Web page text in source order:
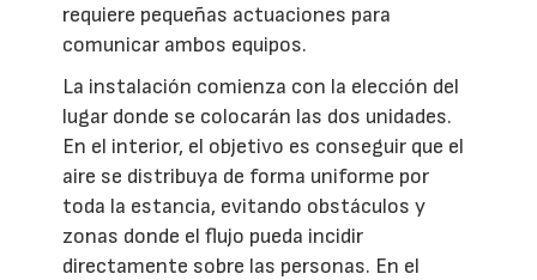
requiere pequeñas actuaciones para
comunicar ambos equipos.
La instalación comienza con la elección del
lugar donde se colocarán las dos unidades.
En el interior, el objetivo es conseguir que el
aire se distribuya de forma uniforme por
toda la estancia, evitando obstáculos y
zonas donde el flujo pueda incidir
directamente sobre las personas. En el